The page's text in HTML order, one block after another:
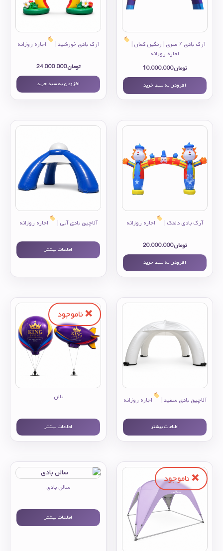
آرک بادی 7 متری | رنگین کمان |
اجاره روزانه
تومان10.000.000
افزودن به سبد خرید
آرک بادی خورشید | اجاره روزانه
تومان24.000.000
افزودن به سبد خرید
آرک بادی دلقک | اجاره روزانه
تومان20.000.000
افزودن به سبد خرید
آلاچیق بادی آبی | اجاره روزانه
اطلاعات بیشتر
آلاچیق بادی سفید | اجاره روزانه
اطلاعات بیشتر
بالن
اطلاعات بیشتر
سالن بادی
اطلاعات بیشتر